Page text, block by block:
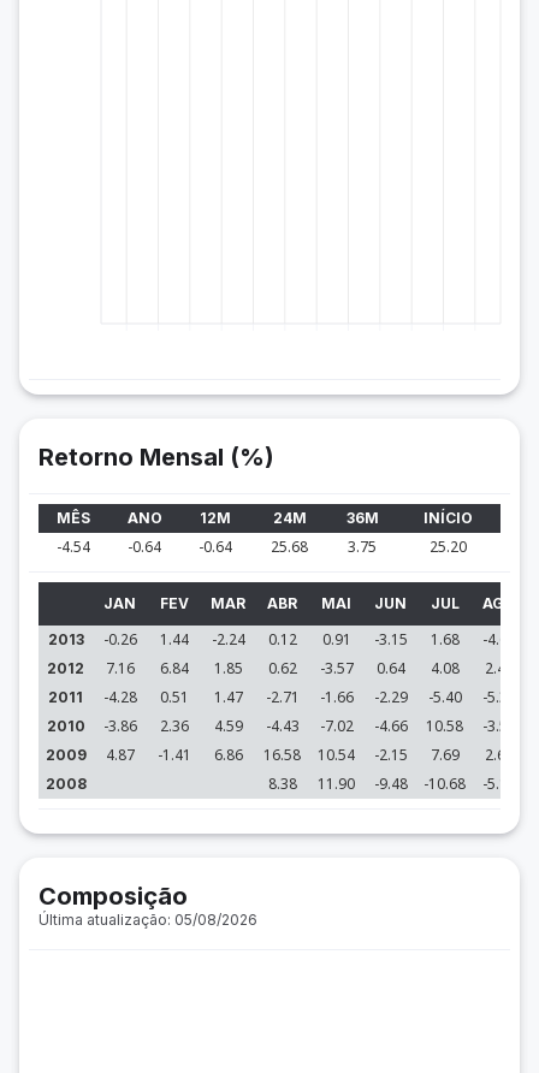
Retorno Mensal (%)
MÊS ANO 12M 24M 36M INÍCIO
-4.54 -0.64 -0.64 25.68 3.75 25.20
JAN FEV MAR ABR MAI JUN JUL AGO
2013
-0.26 1.44 -2.24 0.12 0.91 -3.15 1.68 -4.69
2012 7.16 6.84 1.85 0.62 -3.57 0.64 4.08 2.47
2011 -4.28 0.51 1.47 -2.71 -1.66 -2.29 -5.40 -5.38
2010 -3.86 2.36 4.59 -4.43 -7.02 -4.66 10.58 -3.59
2009 4.87 -1.41 6.86 16.58 10.54 -2.15 7.69 2.64
2008 8.38 11.90 -9.48 -10.68 -5.19
Composição
Última atualização: 05/08/2026